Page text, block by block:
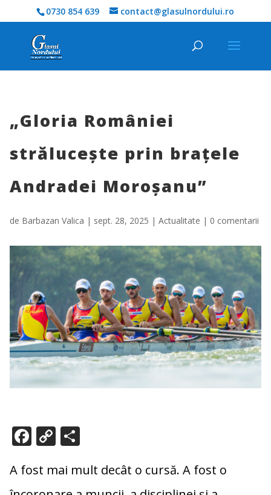
0730 854 639 contact@glasulnordului.ro
„Gloria României
strălucește prin brațele
Andradei Moroșanu”
de Barbazan Valica | sept. 28, 2025 | Actualitate | 0 comentarii
F
e
C
p
P
ta
A fost mai mult decât o cursă. A fost o